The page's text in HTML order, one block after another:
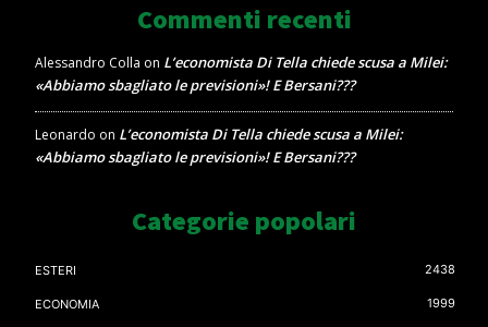
Commenti recenti
Alessandro Colla on L’economista Di Tella chiede scusa a Milei:
«Abbiamo sbagliato le previsioni»! E Bersani???
Leonardo on L’economista Di Tella chiede scusa a Milei:
«Abbiamo sbagliato le previsioni»! E Bersani???
Categorie popolari
ESTERI 2438
ECONOMIA 1999